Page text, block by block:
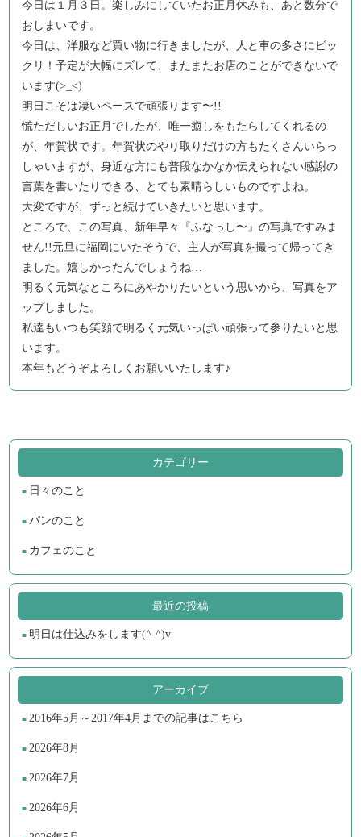
今日は１月３日。楽しみにしていたお正月休みも、あと数分で
おしまいです。
今日は、洋服など買い物に行きましたが、人と車の多さにビッ
クリ！予定が大幅にズレて、またまたお店のことができないで
います(>_<)
明日こそは凄いペースで頑張ります〜!!
慌ただしいお正月でしたが、唯一癒しをもたらしてくれるの
が、年賀状です。年賀状のやり取りだけの方もたくさんいらっ
しゃいますが、身近な方にも普段なかなか伝えられない感謝の
言葉を書いたりできる、とても素晴らしいものですよね。
大変ですが、ずっと続けていきたいと思います。
ところで、この写真、新年早々『ふなっし〜』の写真ですみま
せん!!元旦に福岡にいたそうで、主人が写真を撮って帰ってき
ました。嬉しかったんでしょうね…
明るく元気なところにあやかりたいという思いから、写真をア
ップしました。
私達もいつも笑顔で明るく元気いっぱい頑張って参りたいと思
います。
本年もどうぞよろしくお願いいたします♪
カテゴリー
日々のこと
パンのこと
カフェのこと
最近の投稿
明日は仕込みをします(^-^)v
アーカイブ
2016年5月～2017年4月までの記事はこちら
2026年8月
2026年7月
2026年6月